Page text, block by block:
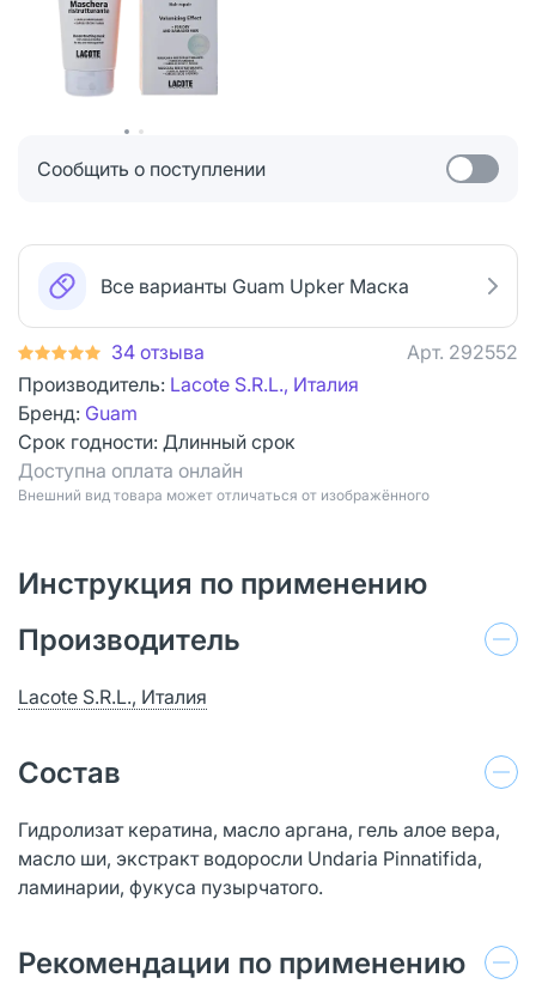
Сообщить о поступлении
Все варианты Guam Upker Маска
34 отзыва Арт. 292552
Производитель: Lacote S.R.L., Италия
Бренд: Guam
Срок годности: Длинный срок
Доступна оплата онлайн
Bнешний вид товара может отличаться от изображённого
Инструкция по применению
Производитель
Lacote S.R.L., Италия
Состав
Гидролизат кератина, масло аргана, гель алое вера,
масло ши, экстракт водоросли Undaria Pinnatifida,
ламинарии, фукуса пузырчатого.
Рекомендации по применению